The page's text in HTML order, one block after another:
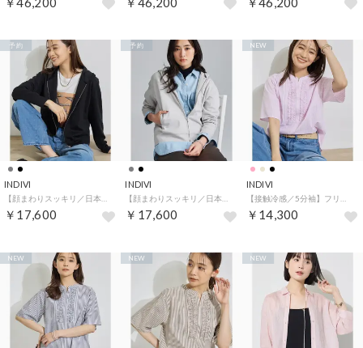
INDIVI
￥17,600
予約
INDIVI
￥17,600
予約
INDIVI
￥14,300
NEW
NEW NEW NEW